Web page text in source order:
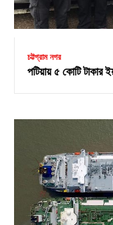
চট্টগ্রাম নগর
পটিয়ায় ৫ কোটি টাকার